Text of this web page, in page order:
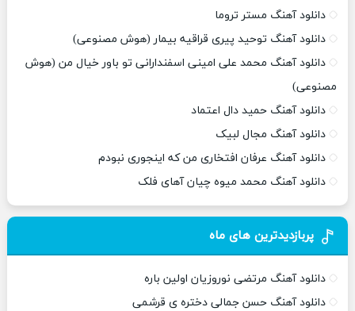
دانلود آهنگ مستر تروما
دانلود آهنگ توحید پیری قراقیه بیمار (هوش مصنوعی)
دانلود آهنگ محمد علی امینی اسفندارانی تو باور خیال من (هوش
مصنوعی)
دانلود آهنگ حمید دال اعتماد
دانلود آهنگ مجال لبیک
دانلود آهنگ عرفان افتخاری من که اینجوری نبودم
دانلود آهنگ محمد میوه چیان آهای فلک
پربازدیدترین های ماه
دانلود آهنگ مرتضی نوروزیان اولین باره
دانلود آهنگ حسن جمالی دختره ی قرشمی